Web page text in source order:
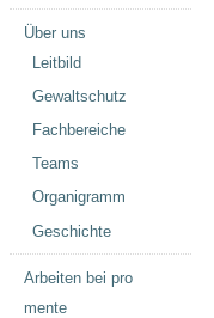
Über uns
Leitbild
Gewaltschutz
Fachbereiche
Teams
Organigramm
Geschichte
Arbeiten bei pro
mente